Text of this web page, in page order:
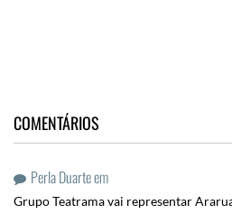
COMENTÁRIOS
Perla Duarteem
Grupo Teatrama vai representar